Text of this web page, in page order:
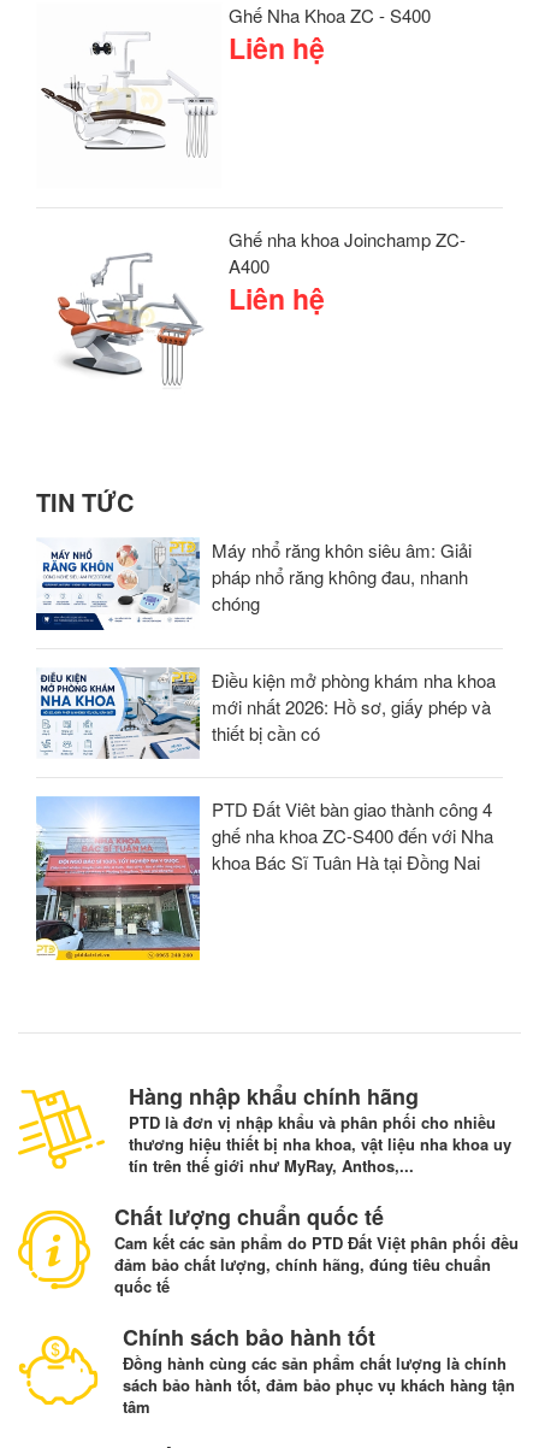
Ghế Nha Khoa ZC - S400
Liên hệ
Ghế nha khoa Joinchamp ZC-
A400
Liên hệ
TIN TỨC
Máy nhổ răng khôn siêu âm: Giải
pháp nhổ răng không đau, nhanh
chóng
Điều kiện mở phòng khám nha khoa
mới nhất 2026: Hồ sơ, giấy phép và
thiết bị cần có
PTD Đất Viêt bàn giao thành công 4
ghế nha khoa ZC-S400 đến với Nha
khoa Bác Sĩ Tuân Hà tại Đồng Nai
Hàng nhập khẩu chính hãng
PTD là đơn vị nhập khẩu và phân phối cho nhiều
thương hiệu thiết bị nha khoa, vật liệu nha khoa uy
tín trên thế giới như MyRay, Anthos,...
Chất lượng chuẩn quốc tế
Cam kết các sản phẩm do PTD Đất Việt phân phối đều
đảm bảo chất lượng, chính hãng, đúng tiêu chuẩn
quốc tế
Chính sách bảo hành tốt
Đồng hành cùng các sản phẩm chất lượng là chính
sách bảo hành tốt, đảm bảo phục vụ khách hàng tận
tâm